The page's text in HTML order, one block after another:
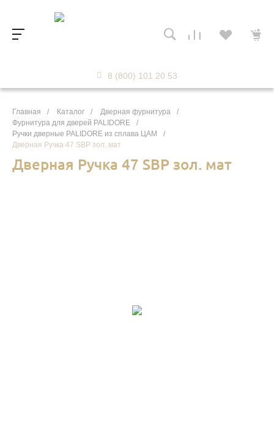
8 (800) 101 20 53
Главная / Каталог / Дверная фурнитура
/
Фурнитура для дверей PALIDORE
/
Ручки дверные PALIDORE из сплава ЦАМ
/
Дверная Ручка 47 SBP зол. мат
Дверная Ручка 47 SBP зол. мат